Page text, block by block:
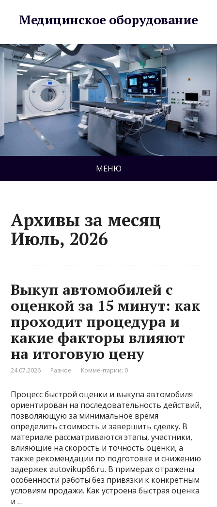
Медицинское оборудование
МЕНЮ
Архивы за месяц
Июль, 2026
Выкуп автомобилей с
оценкой за 15 минут: как
проходит процедура и
какие факторы влияют
на итоговую цену
24.07.2026 Разное Комментарии: 0
Процесс быстрой оценки и выкупа автомобиля
ориентирован на последовательность действий,
позволяющую за минимальное время
определить стоимость и завершить сделку. В
материале рассматриваются этапы, участники,
влияющие на скорость и точность оценки, а
также рекомендации по подготовке и снижению
задержек autovikup66.ru. В примерах отражены
особенности работы без привязки к конкретным
условиям продажи. Как устроена быстрая оценка
и …